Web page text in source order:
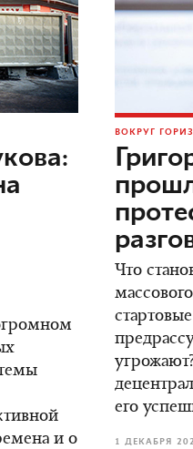
и о
ВОКРУГ
Что
его
1 ДЕКАБРЯ